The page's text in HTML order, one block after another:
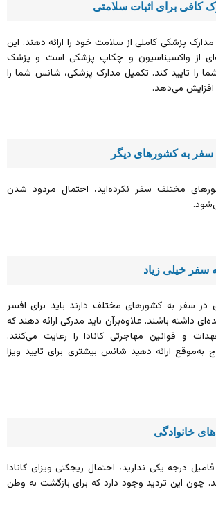
پزشکی کاملی از سلامت خود را ارائه دهند. این
از واکسیناسیون و چکاپ پزشکی است و پزشک
را تایید کند. تکمیل مدارک پزشکی، شانس شما را
افزایش می‌دهد.
مختلف سفر نکرده‌اید، احتمال مردود شدن
در سفر به کشورهای مختلف دارند باید برای افسر
داشته باشند. علاوه‌برآن باید مدرکی ارائه دهند که
و قوانین مهاجرتی کانادا را رعایت می‌کنند.
به‌موقع ارائه دهید شانس بیشتری برای تایید ویزا
درجه یکی ندارید، احتمال ریجکتی ویزای کانادا
چون این تردید وجود دارد که برای بازگشت به وطن